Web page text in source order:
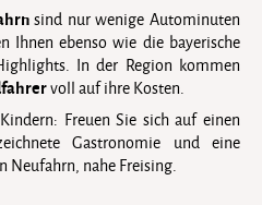
sind nur wenige Autominuten
ebenso wie die bayerische
In der Region kommen
voll auf ihre Kosten.
Freuen Sie sich auf einen
Gastronomie und eine
Neufahrn, nahe Freising.